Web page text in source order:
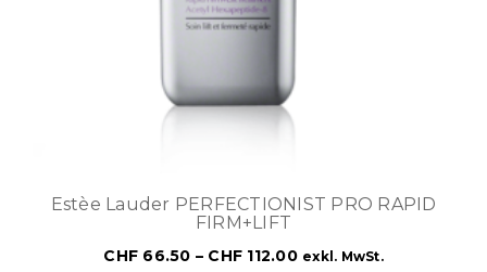
Estèe Lauder PERFECTIONIST PRO RAPID
FIRM+LIFT
CHF 66.50 – CHF 112.00 exkl. MwSt.